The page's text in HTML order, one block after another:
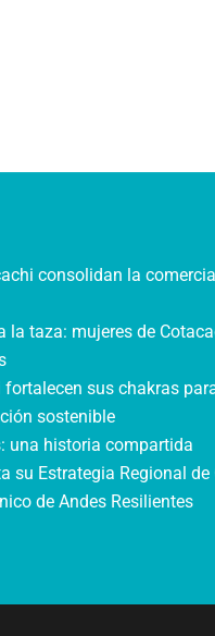
consolidan la
la taza: mujeres de
fortalecen sus chakras
sostenible
una historia compartida
su Estrategia Regional
de Andes Resilientes